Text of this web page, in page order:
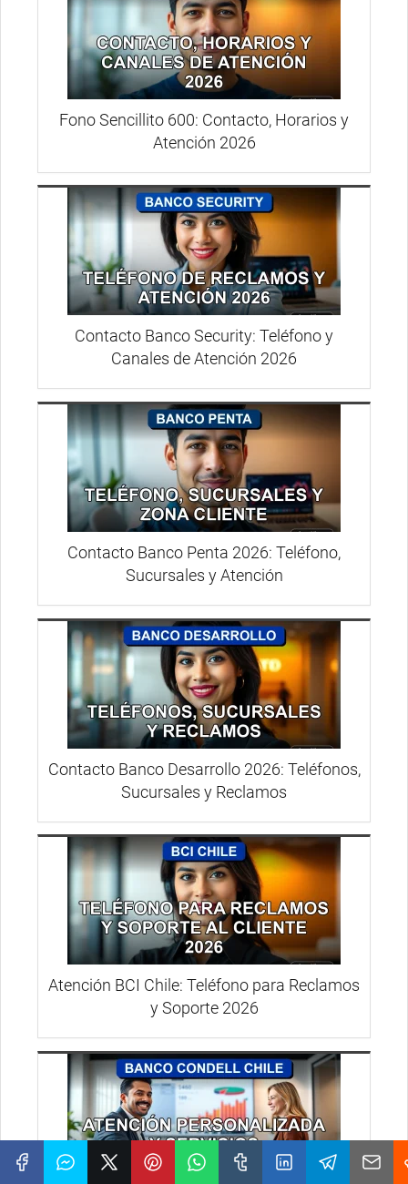
Fono Sencillito 600: Contacto, Horarios y
Atención 2026
Contacto Banco Security: Teléfono y
Canales de Atención 2026
Contacto Banco Penta 2026: Teléfono,
Sucursales y Atención
Contacto Banco Desarrollo 2026: Teléfonos,
Sucursales y Reclamos
Atención BCI Chile: Teléfono para Reclamos
y Soporte 2026